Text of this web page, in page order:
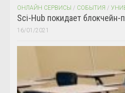
ОНЛАЙН СЕРВИСЫ / СОБЫТИЯ /
Sci-Hub покидает
16/01/2021